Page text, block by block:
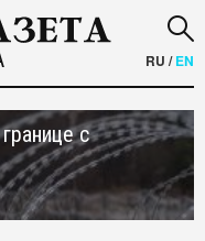
RU /EN
с